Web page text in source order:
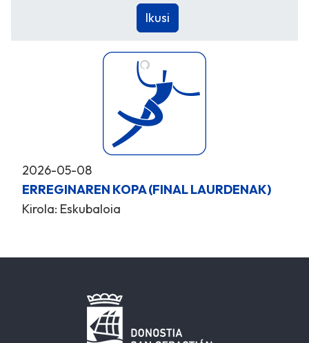
2026-05-08
ERREGINAREN KOPA (FINAL LAURDENAK)
Kirola: Eskubaloia